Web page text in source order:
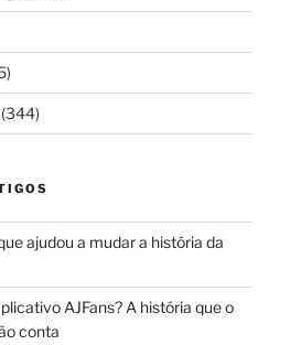
ajudou a mudar a história da
AJFans? A história que o
conta